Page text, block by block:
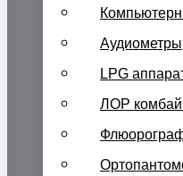
Аудиометры
LPG
ЛОР